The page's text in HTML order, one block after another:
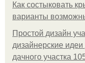
Как состыковать
варианты
Простой дизайн
дизайнерские
дачного участка